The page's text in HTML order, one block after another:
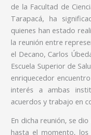
de la Facultad de
Tarapacá, ha
quienes han estado
la reunión entre
el Decano, Carlos
Escuela Superior de
enriquecedor
interés a ambas
acuerdos y trabajo en
En dicha reunión, se
hasta el momento,